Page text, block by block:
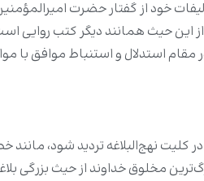
خود از گفتار حضرت
حیث همانند دیگر کتب روایی
مقام استدلال و استنباط موافق
کلیت نهج‌البلاغه تردید شود،
مخلوق خداوند از حیث بزرگی